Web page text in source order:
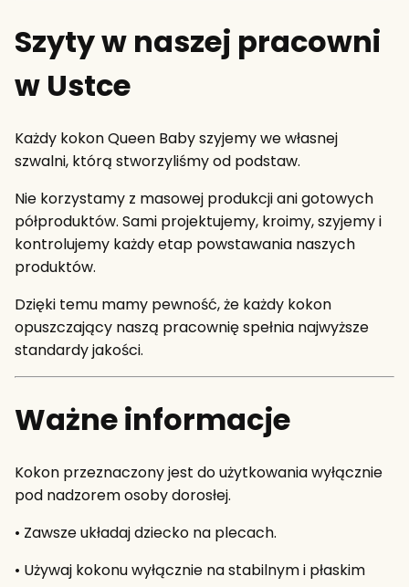
Szyty w naszej pracowni
w Ustce
Każdy kokon Queen Baby szyjemy we własnej
szwalni, którą stworzyliśmy od podstaw.
Nie korzystamy z masowej produkcji ani gotowych
półproduktów. Sami projektujemy, kroimy, szyjemy i
kontrolujemy każdy etap powstawania naszych
produktów.
Dzięki temu mamy pewność, że każdy kokon
opuszczający naszą pracownię spełnia najwyższe
standardy jakości.
Ważne informacje
Kokon przeznaczony jest do użytkowania wyłącznie
pod nadzorem osoby dorosłej.
• Zawsze układaj dziecko na plecach.
• Używaj kokonu wyłącznie na stabilnym i płaskim